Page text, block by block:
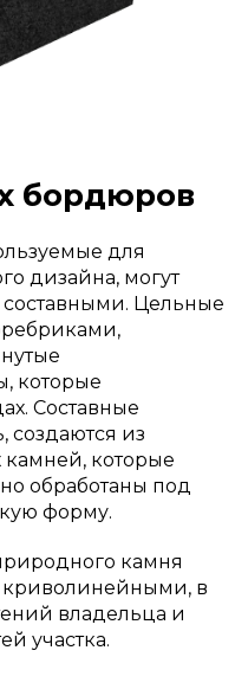
бордюров
для
дизайна, могут
Цельные
которые
Составные
из
которые
обработаны под
форму.
камня
в
владельца и
участка.